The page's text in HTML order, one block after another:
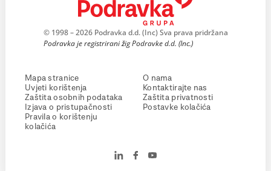
© 1998 – 2026 Podravka d.d. (Inc) Sva prava pridržana
Podravka je registrirani žig Podravke d.d. (Inc.)
Mapa stranice
Uvjeti korištenja
Zaštita osobnih podataka
Izjava o pristupačnosti
Pravila o korištenju
kolačića
O nama
Kontaktirajte nas
Zaštita privatnosti
Postavke kolačića